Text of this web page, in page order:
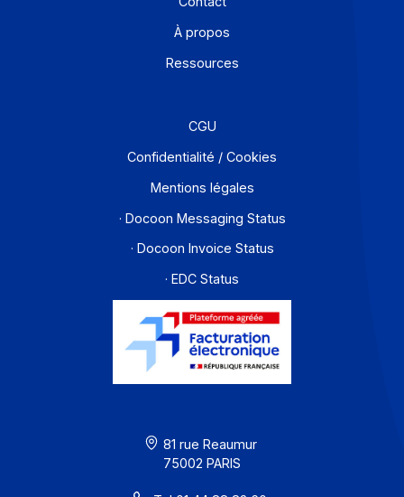
Développeurs
Contact
À propos
Ressources
Confidentialité / Cookies
Mentions légales
· Docoon Messaging Status